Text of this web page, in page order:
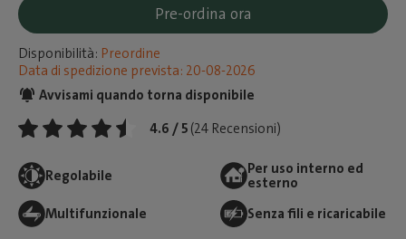
Pre-ordina ora
Disponibilità: Preordine
Data di spedizione prevista: 20-08-2026
Avvisami quando torna disponibile
4.6 / 5 (24 Recensioni)
Regolabile
Per uso interno ed
esterno
Multifunzionale
Senza fili e ricaricabile